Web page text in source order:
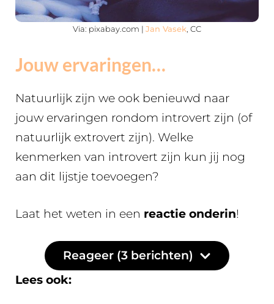
Via: pixabay.com | Jan Vasek , CC
Jouw ervaringen…
Natuurlijk zijn we ook benieuwd naar
jouw ervaringen rondom introvert zijn (of
natuurlijk extrovert zijn). Welke
kenmerken van introvert zijn kun jij nog
aan dit lijstje toevoegen?
Laat het weten in een reactie onderin!
Reageer (3 berichten)
Lees ook: